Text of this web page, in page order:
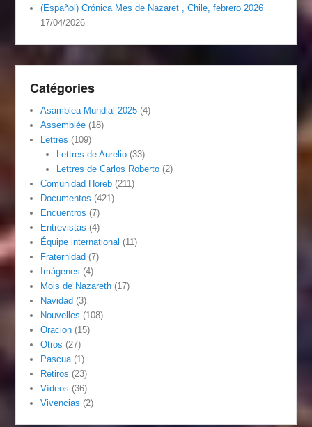
(Español) Crónica Mes de Nazaret , Chile, febrero 2026
17/04/2026
Catégories
Asamblea Mundial 2025 (4)
Assemblée (18)
Lettres (109)
Lettres de Aurelio(33)
Lettres de Carlos Roberto(2)
Comunidad Horeb (211)
Documentos (421)
Encuentros (7)
Entrevistas (4)
Équipe international (11)
Fraternidad (7)
Imágenes (4)
Mois de Nazareth (17)
Navidad (3)
Nouvelles (108)
Oracion (15)
Otros (27)
Pascua(1)
Retiros (23)
Vídeos (36)
Vivencias (2)